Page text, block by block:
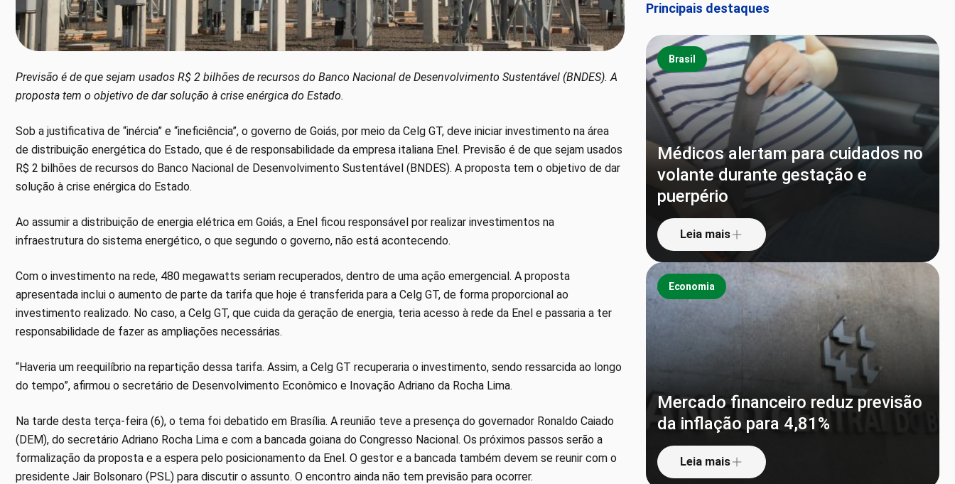
Previsão é de que sejam usados R$ 2 bilhões de recursos do Banco Nacional de Desenvolvimento Sustentável (BNDES). A
proposta tem o objetivo de dar solução à crise enérgica do Estado.
Sob a justificativa de “inércia” e “ineficiência”, o governo de Goiás, por meio da Celg GT, deve iniciar investimento na área
de distribuição energética do Estado, que é de responsabilidade da empresa italiana Enel. Previsão é de que sejam usados
R$ 2 bilhões de recursos do Banco Nacional de Desenvolvimento Sustentável (BNDES). A proposta tem o objetivo de dar
solução à crise enérgica do Estado.
Ao assumir a distribuição de energia elétrica em Goiás, a Enel ficou responsável por realizar investimentos na
infraestrutura do sistema energético, o que segundo o governo, não está acontecendo.
Com o investimento na rede, 480 megawatts seriam recuperados, dentro de uma ação emergencial. A proposta
apresentada inclui o aumento de parte da tarifa que hoje é transferida para a Celg GT, de forma proporcional ao
investimento realizado. No caso, a Celg GT, que cuida da geração de energia, teria acesso à rede da Enel e passaria a ter
responsabilidade de fazer as ampliações necessárias.
“Haveria um reequilíbrio na repartição dessa tarifa. Assim, a Celg GT recuperaria o investimento, sendo ressarcida ao longo
do tempo”, afirmou o secretário de Desenvolvimento Econômico e Inovação Adriano da Rocha Lima.
Na tarde desta terça-feira (6), o tema foi debatido em Brasília. A reunião teve a presença do governador Ronaldo Caiado
(DEM), do secretário Adriano Rocha Lima e com a bancada goiana do Congresso Nacional. Os próximos passos serão a
formalização da proposta e a espera pelo posicionamento da Enel. O gestor e a bancada também devem se reunir com o
presidente Jair Bolsonaro (PSL) para discutir o assunto. O encontro ainda não tem previsão para ocorrer.
Principais destaques
Brasil
Médicos alertam para cuidados no
volante durante gestação e
puerpério
Leia mais
Economia
Mercado financeiro reduz previsão
da inflação para 4,81%
Leia mais